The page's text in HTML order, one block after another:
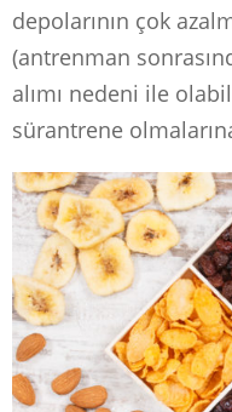
depolarının çok
(antrenman
alımı nedeni ile
sürantrene